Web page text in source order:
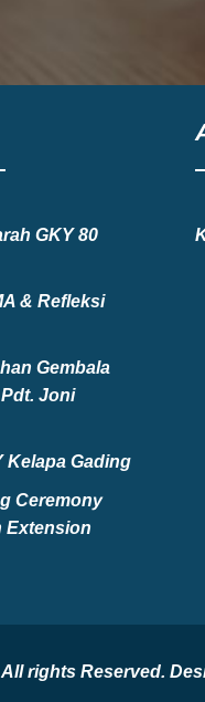
GKY 80
& Refleksi
Gembala
Joni
Kelapa Gading
Ceremony
Extension
rights Reserved.